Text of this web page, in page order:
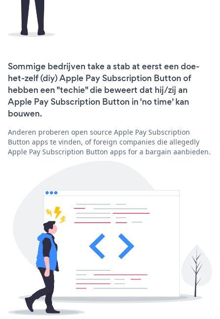
Sommige bedrijven take a stab at eerst een doe-
het-zelf (diy) Apple Pay Subscription Button of
hebben een "techie" die beweert dat hij/zij an
Apple Pay Subscription Button in 'no time' kan
bouwen.
Anderen proberen open source Apple Pay Subscription
Button apps te vinden, of foreign companies die allegedly
Apple Pay Subscription Button apps for a bargain aanbieden.